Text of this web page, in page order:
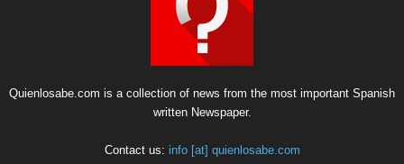
Quienlosabe.com is a collection of news from the most important Spanish
written Newspaper.
Contact us: info [at] quienlosabe.com